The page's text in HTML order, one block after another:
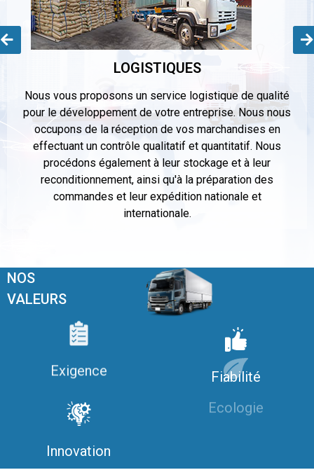
LOGISTIQUES
Nous vous proposons un service logistique de qualité
pour le développement de votre entreprise. Nous nous
occupons de la réception de vos marchandises en
effectuant un contrôle qualitatif et quantitatif. Nous
procédons également à leur stockage et à leur
reconditionnement, ainsi qu'à la préparation des
commandes et leur expédition nationale et
internationale.
NOS
VALEURS
Exigence Fiabilité
Innovation